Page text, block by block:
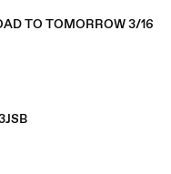
TOYOTA ROAD TO TOMORROW 3/16